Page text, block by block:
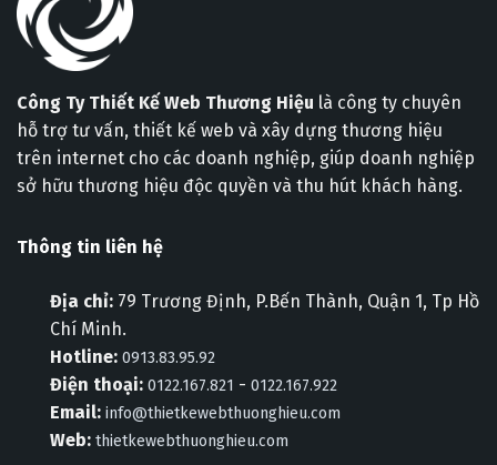
Công Ty Thiết Kế Web Thương Hiệu là công ty chuyên
hỗ trợ tư vấn, thiết kế web và xây dựng thương hiệu
trên internet cho các doanh nghiệp, giúp doanh nghiệp
sở hữu thương hiệu độc quyền và thu hút khách hàng.
Thông tin liên hệ
Địa chỉ: 79 Trương Định, P.Bến Thành, Quận 1, Tp Hồ
Chí Minh.
Hotline: 0913.83.95.92
Điện thoại: 0122.167.821 - 0122.167.922
Email: info@thietkewebthuonghieu.com
Web: thietkewebthuonghieu.com